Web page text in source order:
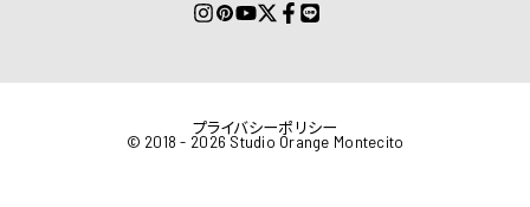
© 2018 - 2026 Studio Orange Montecito
プライバシーポリシー